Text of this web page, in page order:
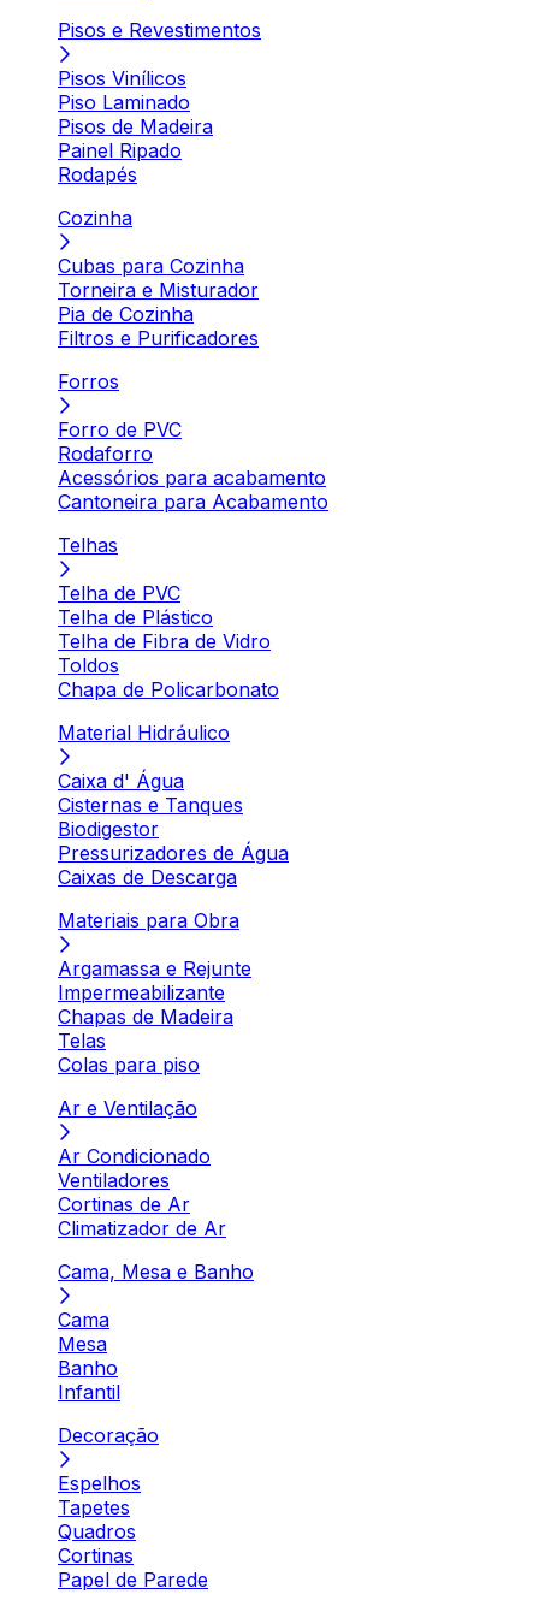
Pisos e Revestimentos
Pisos Vinílicos
Piso Laminado
Pisos de Madeira
Painel Ripado
Rodapés
Cozinha
Cubas para Cozinha
Torneira e Misturador
Pia de Cozinha
Filtros e Purificadores
Forros
Forro de PVC
Rodaforro
Acessórios para acabamento
Cantoneira para Acabamento
Telhas
Telha de PVC
Telha de Plástico
Telha de Fibra de Vidro
Toldos
Chapa de Policarbonato
Material Hidráulico
Caixa d' Água
Cisternas e Tanques
Biodigestor
Pressurizadores de Água
Caixas de Descarga
Materiais para Obra
Argamassa e Rejunte
Impermeabilizante
Chapas de Madeira
Telas
Colas para piso
Ar e Ventilação
Ar Condicionado
Ventiladores
Cortinas de Ar
Climatizador de Ar
Cama, Mesa e Banho
Cama
Mesa
Banho
Infantil
Decoração
Espelhos
Tapetes
Quadros
Cortinas
Papel de Parede